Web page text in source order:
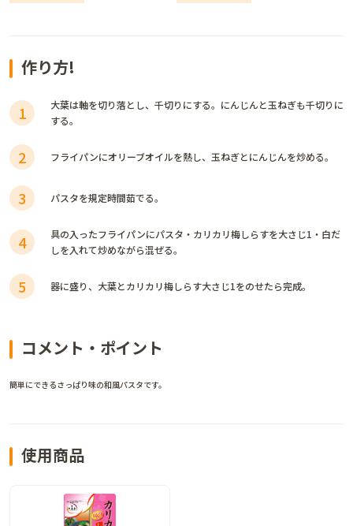
作り方!
1
大葉は軸を切り落とし、千切りにする。にんじんと玉ねぎも千切りに
する。
2 フライパンにオリーブオイルを熱し、玉ねぎとにんじんを炒める。
3 パスタを規定時間茹でる。
4
具の入ったフライパンにパスタ・カリカリ梅しらすを大さじ1・白だ
しを入れて炒めながら混ぜる。
5 器に盛り、大葉とカリカリ梅しらす大さじ1をのせたら完成。
コメント・ポイント
簡単にできるさっぱり味の和風パスタです。
使用商品